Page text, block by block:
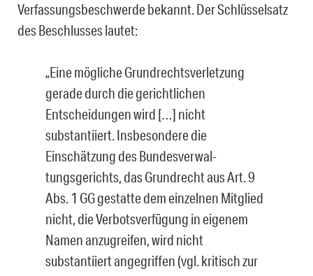
Verfassungsbeschwerde bekannt. Der Schlüsselsatz
des Beschlusses lautet:
„Eine mögliche Grundrechtsverletzung
gerade durch die gerichtlichen
Entscheidun­gen wird […] nicht
substantiiert. Insbesondere die
Einschätzung des Bundesverwal­
tungsgerichts, das Grundrecht aus Art. 9
Abs. 1 GG gestatte dem einzelnen Mitglied
nicht, die Verbotsverfügung in eigenem
Namen anzugreifen, wird nicht
substantiiert angegriffen (vgl. kritisch zur